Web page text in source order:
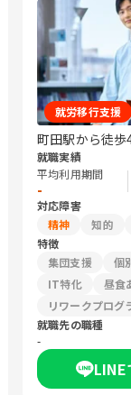
就労移行支援
町田駅から徒
就職実績
平均利用期間
-
対応障害
精神
知的
特徴
集団支援
個
IT特化
昼食
リワークプログ
就職先の職種
-
LINE